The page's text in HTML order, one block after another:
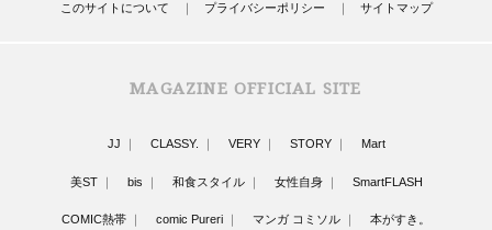
このサイトについて プライバシーポリシー サイトマップ
MAGAZINE OFFICIAL SITE
JJ CLASSY. VERY STORY Mart
美ST bis 和食スタイル 女性自身 SmartFLASH
COMIC熱帯 comic Pureri マンガ コミソル 本がすき。